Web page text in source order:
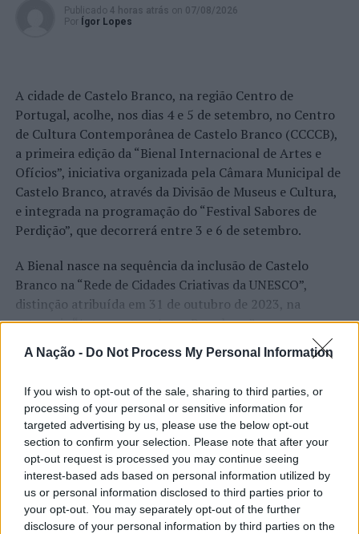
A Nação - Do Not Process My Personal Information
If you wish to opt-out of the sale, sharing to third parties, or
processing of your personal or sensitive information for
targeted advertising by us, please use the below opt-out
section to confirm your selection. Please note that after your
opt-out request is processed you may continue seeing
interest-based ads based on personal information utilized by
us or personal information disclosed to third parties prior to
your opt-out. You may separately opt-out of the further
disclosure of your personal information by third parties on the
CAMINHO DE SANTIAGO
DESTAQUE
PAREDES DE COURA
PEREGRINAÇÃO
PONTE DE LIMA TURISMO VALENÇA
Ponta Delgada: Prisão Preventiva pelo crime de furto
qualificado
Gira-Volei: Ação de formação na Open Week do IPMaia
Publicado 4 horas atrás on 07/08/2026
Por
Ígor Lopes
A cidade de Castelo Branco, na região Centro de
Portugal, acolhe, nos dias 4 e 5 de setembro, no Centro
de Cultura Contemporânea de Castelo Branco (CCCCB),
a primeira edição da “Bienal Internacional de Artes e
Ofícios”, iniciativa organizada pela Câmara Municipal de
Castelo Branco, através da Divisão de Museus e Cultura,
e integrada na programação do “Festival Sabores de
Perdição”, que decorrerá entre 3 e 6 de setembro.
A Bienal nasce na sequência da inclusão de Castelo
Branco na “Rede de Cidades Criativas da UNESCO”,
distinção atribuída em 31 de outubro de 2023, na
categoria “Artesanato e Artes Populares”,
reconhecimento internacional alcançado graças ao
“valor patrimonial, artístico e identitário” do “Bordado
emblemáticas da cultura portuguesa e elemento central
da identidade albicastrense.
Ao longo de dois dias, especialistas nacionais e
internacionais, investigadores, artesãos, representantes
institucionais, organismos públicos, instituições de
ensino superior e cidades pertencentes à “Rede de
ATUALIDADE
Covilhã: Especialista aponta
investimento estrangeiro e
valorização imobiliária como